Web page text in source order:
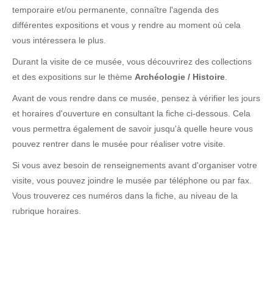
temporaire et/ou permanente, connaître l'agenda des
différentes expositions et vous y rendre au moment où cela
vous intéressera le plus.
Durant la visite de ce musée, vous découvrirez des collections
et des expositions sur le thème Archéologie / Histoire
Avant de vous rendre dans ce musée, pensez à vérifier les jours
et horaires d'ouverture en consultant la fiche ci-dessous. Cela
vous permettra également de savoir jusqu'à quelle heure vous
pouvez rentrer dans le musée pour réaliser votre visite.
Si vous avez besoin de renseignements avant d'organiser votre
visite, vous pouvez joindre le musée par téléphone ou par fax.
Vous trouverez ces numéros dans la fiche, au niveau de la
rubrique horaires.